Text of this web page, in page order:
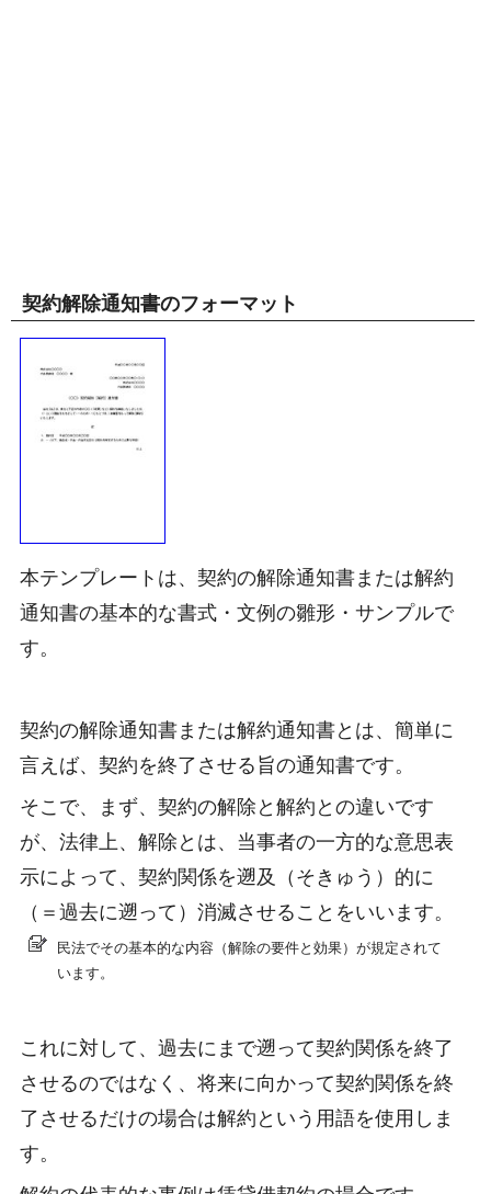
契約解除通知書のフォーマット
本テンプレートは、契約の解除通知書または解約
通知書の基本的な書式・文例の雛形・サンプルで
す。
契約の解除通知書または解約通知書とは、簡単に
言えば、契約を終了させる旨の通知書です。
そこで、まず、契約の解除と解約との違いです
が、法律上、解除とは、当事者の一方的な意思表
示によって、契約関係を遡及（そきゅう）的に
（＝過去に遡って）消滅させることをいいます。
民法でその基本的な内容（解除の要件と効果）が規定されて
います。
これに対して、過去にまで遡って契約関係を終了
させるのではなく、将来に向かって契約関係を終
了させるだけの場合は解約という用語を使用しま
す。